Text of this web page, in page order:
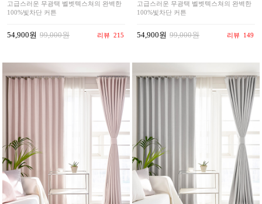
고급스러운 무광택 벨벳텍스쳐의 완벽한
100%빛차단 커튼
54,900원 99,000원 리뷰 215
고급스러운 무광택 벨벳텍스쳐의 완벽한
100%빛차단 커튼
54,900원 99,000원 리뷰 149